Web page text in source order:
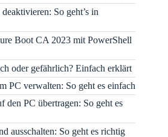
So geht’s in
Boot CA 2023 mit PowerShell
oder gefährlich? Einfach erklärt
PC verwalten: So geht es einfach
den PC übertragen: So geht es
ausschalten: So geht es richtig